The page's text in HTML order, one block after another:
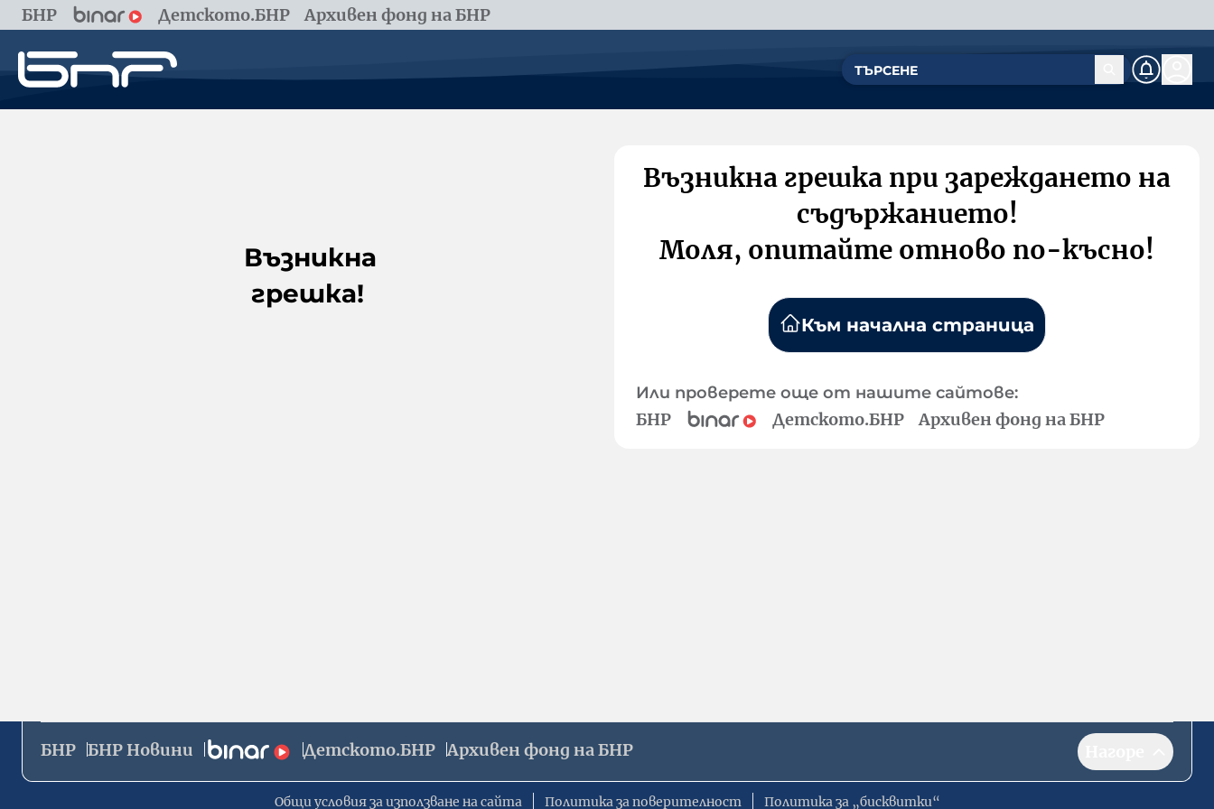
БНР Детското.БНР Архивен фонд на БНР
Възникна
грешка!
Възникна грешка при зареждането на
съдържанието!
Моля, опитайте отново по-късно!
Към начална страница
Или проверете още от нашите сайтове:
БНР Детското.БНР Архивен фонд на БНР
БНР БНР Новини Детското.БНР Архивен фонд на БНР
Общи условия за използване на сайта Политика за поверителност Политика за „бисквитки“